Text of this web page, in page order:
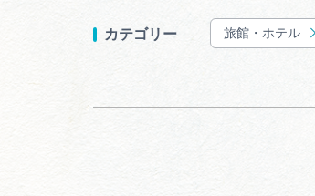
カテゴリー 旅館・ホテル